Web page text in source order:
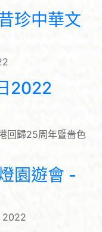
珍中華文
2022
回歸25周年暨嗇色
園遊會 -
2022